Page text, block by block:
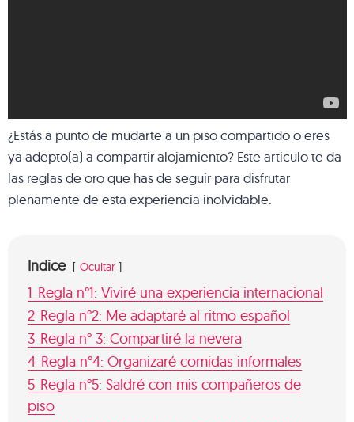
¿Estás a punto de mudarte a un piso compartido o eres
ya adepto(a) a compartir alojamiento? Este articulo te da
las reglas de oro que has de seguir para disfrutar
plenamente de esta experiencia inolvidable.
Indice Ocultar
1 Regla n°1: Viviré una experiencia internacional
2 Regla n°2: Me adaptaré al ritmo español
3 Regla n° 3: Compartiré la nevera
4 Regla n°4: Organizaré comidas informales
5 Regla n°5: Saldré con mis compañeros de
piso